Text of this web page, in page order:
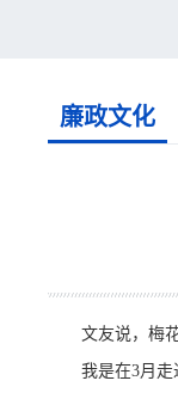
廉政文化
文友说，梅
我是在3月